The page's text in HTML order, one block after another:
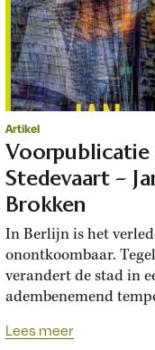
Artikel
Voorpublicatie
Stedevaart –
Brokken
In Berlijn is het
onontkoombaar.
verandert de stad in
adembenemend
vaak op bezoek was.
Lees meer